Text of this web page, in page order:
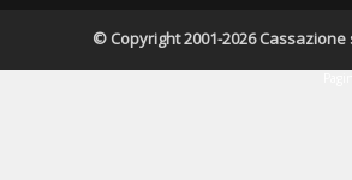
© Copyright 2001-2026 Cassazione